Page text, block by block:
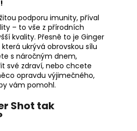
podporu imunity, příval
– to vše z přírodních
kvality. Přesně to je Ginger
ukrývá obrovskou sílu
s náročným dnem,
své zdraví, nebo chcete
opravdu výjimečného,
vám pomohl.
Shot tak